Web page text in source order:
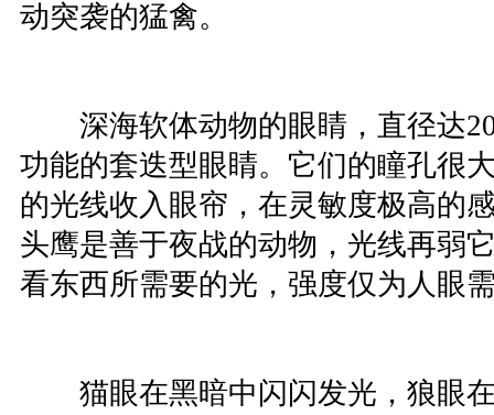
动突袭的猛禽。
深海软体动物的眼睛，直径达20
功能的套迭型眼睛。它们的瞳孔很
的光线收入眼帘，在灵敏度极高的
头鹰是善于夜战的动物，光线再弱
看东西所需要的光，强度仅为人眼
猫眼在黑暗中闪闪发光，狼眼在